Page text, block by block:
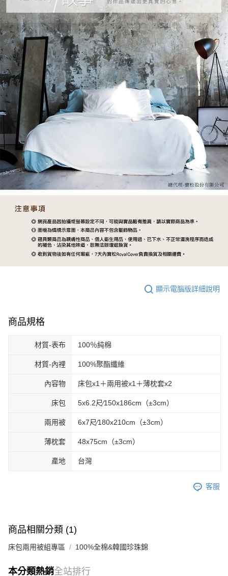
顯示電腦版詳細說明
商品規格
材質-表布 100％純棉
材質-內裡 100%聚酯纖維
內容物 床包x1＋兩用被x1＋薄枕套x2
床包 5x6.2尺∕150x186cm（±3cm）
兩用被 6x7尺∕180x210cm（±3cm）
薄枕套 48x75cm（±3cm）
產地 台灣
客服
商品相關分類 (1)
床包兩用被組專區 100%全棉&韓國珍珠錦
本分類熱銷全站排行